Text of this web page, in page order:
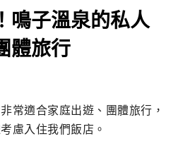
鳴子溫泉的私人
體旅行
常適合家庭出遊、團體旅行，
慮入住我們飯店。